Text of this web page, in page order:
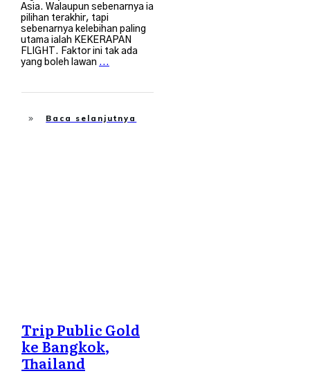
Asia. Walaupun sebenarnya ia
pilihan terakhir, tapi
sebenarnya kelebihan paling
utama ialah KEKERAPAN
FLIGHT. Faktor ini tak ada
yang boleh lawan ...
Baca selanjutnya
Trip Public Gold
ke Bangkok,
Thailand